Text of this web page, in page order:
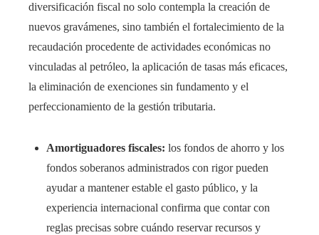
diversificación fiscal no solo contempla la creación de
nuevos gravámenes, sino también el fortalecimiento de la
recaudación procedente de actividades económicas no
vinculadas al petróleo, la aplicación de tasas más eficaces,
la eliminación de exenciones sin fundamento y el
perfeccionamiento de la gestión tributaria.
Amortiguadores fiscales: los fondos de ahorro y los
fondos soberanos administrados con rigor pueden
ayudar a mantener estable el gasto público, y la
experiencia internacional confirma que contar con
reglas precisas sobre cuándo reservar recursos y